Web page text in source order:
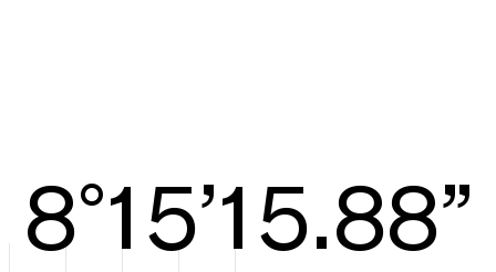
8°15’16.07”